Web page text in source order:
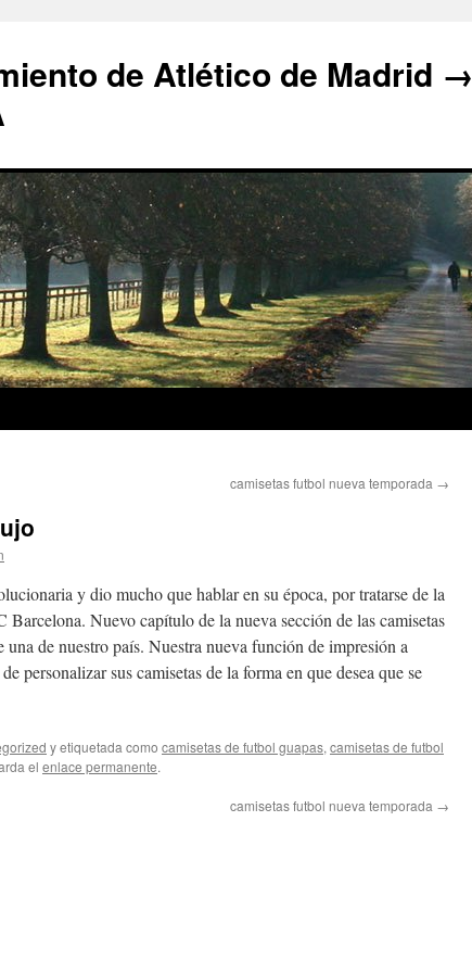
de Atlético de Madrid →
camisetas futbol nueva temporada →
y dio mucho que hablar en su época, por tratarse de la
Barcelona. Nuevo capítulo de la nueva sección de las camisetas
una de nuestro país. Nuestra nueva función de impresión a
personalizar sus camisetas de la forma en que desea que se
y etiquetada como camisetas de futbol guapas, camisetas de futbol
el enlace permanente.
camisetas futbol nueva temporada →